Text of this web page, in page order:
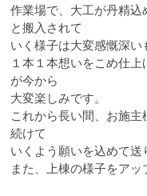
作業場で、大工が丹精
と搬入されて
いく様子は大変感慨深い
１本１本想いをこめ仕
が今から
大変楽しみです。
これから長い間、お施
続けて
いくよう願いを込めて送
また、上棟の様子をアッ